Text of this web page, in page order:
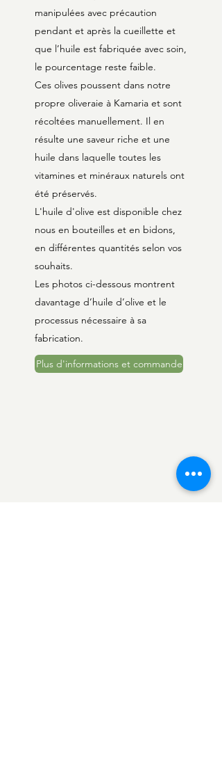
manipulées avec précaution
pendant et après la cueillette et
que l’huile est fabriquée avec soin,
le pourcentage reste faible.
Ces olives poussent dans notre
propre oliveraie à Kamaria et sont
récoltées manuellement. Il en
résulte une saveur riche et une
huile dans laquelle toutes les
vitamines et minéraux naturels ont
été préservés.
L'huile d'olive est disponible chez
nous en bouteilles et en bidons,
en différentes quantités selon vos
souhaits.
Les photos ci-dessous montrent
davantage d’huile d’olive et le
processus nécessaire à sa
fabrication.
Plus d'informations et commande